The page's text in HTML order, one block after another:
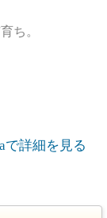
ち。
で詳細を見る